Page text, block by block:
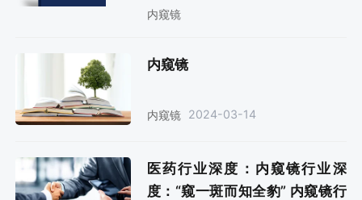
内窥镜
内窥镜
内窥镜 2024-03-14
医药行业深度：内窥镜行业深
度：“窥一斑而知全豹” 内窥镜行